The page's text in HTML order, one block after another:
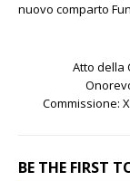
nuovo comparto
Atto della
Commissione:
BE THE FIRST